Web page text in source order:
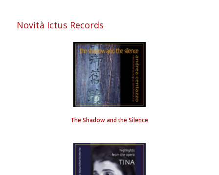
Novità Ictus Records
The Shadow and the Silence